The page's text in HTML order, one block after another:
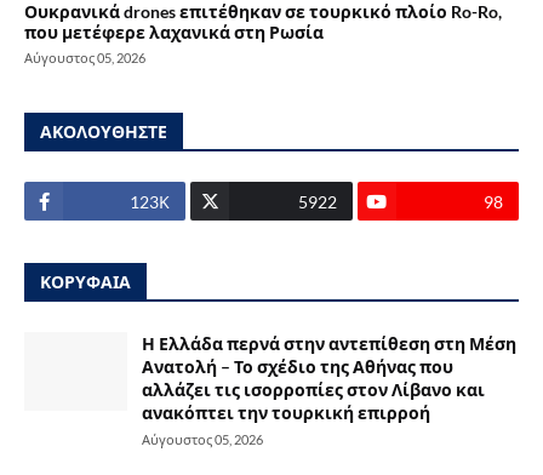
Ουκρανικά drones επιτέθηκαν σε τουρκικό πλοίο Ro-Ro,
που μετέφερε λαχανικά στη Ρωσία
Αύγουστος 05, 2026
ΑΚΟΛΟΥΘΗΣΤΕ
123Κ 5922 98
ΚΟΡΥΦΑΙΑ
Η Ελλάδα περνά στην αντεπίθεση στη Μέση
Ανατολή – Το σχέδιο της Αθήνας που
αλλάζει τις ισορροπίες στον Λίβανο και
ανακόπτει την τουρκική επιρροή
Αύγουστος 05, 2026